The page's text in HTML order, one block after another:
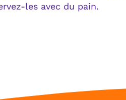
les avec du pain.